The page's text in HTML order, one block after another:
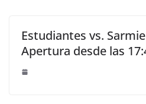
Estudiantes vs.
Apertura desde las